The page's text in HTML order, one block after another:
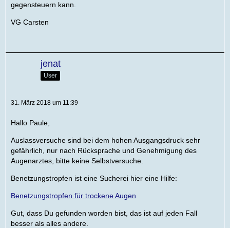
gegensteuern kann.
VG Carsten
jenat
User
31. März 2018 um 11:39
Hallo Paule,
Auslassversuche sind bei dem hohen Ausgangsdruck sehr
gefährlich, nur nach Rücksprache und Genehmigung des
Augenarztes, bitte keine Selbstversuche.
Benetzungstropfen ist eine Sucherei hier eine Hilfe:
Benetzungstropfen für trockene Augen
Gut, dass Du gefunden worden bist, das ist auf jeden Fall
besser als alles andere.